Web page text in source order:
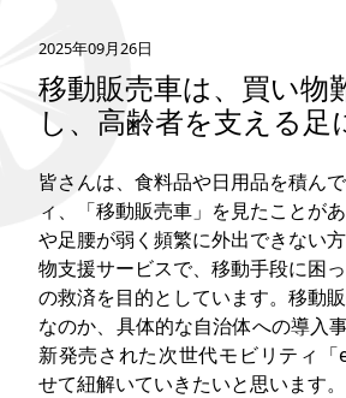
2025年09月26日
移動販売車は、買い物
し、高齢者を支える足
皆さんは、食料品や日用品を積ん
ィ、「移動販売車」を見たことが
や足腰が弱く頻繁に外出できない
物支援サービスで、移動手段に困
の救済を目的としています。移動
なのか、具体的な自治体への導入
新発売された次世代モビリティ
せて紐解いていきたいと思います。